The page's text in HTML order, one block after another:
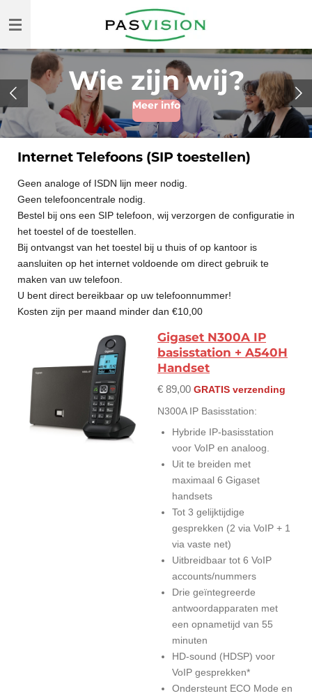
direct
hoofdinhoud Wie zijn wij?
Meer info
Internet Telefoons (SIP toestellen)
Geen analoge of ISDN lijn meer nodig.
Geen telefooncentrale nodig.
Bestel bij ons een SIP telefoon, wij verzorgen de configuratie in
het toestel of de toestellen.
Bij ontvangst van het toestel bij u thuis of op kantoor is
aansluiten op het internet voldoende om direct gebruik te
maken van uw telefoon.
U bent direct bereikbaar op uw telefoonnummer!
Kosten zijn per maand minder dan €10,00
Gigaset N300A IP
basisstation + A540H
Handset
€ 89,00 GRATIS verzending
N300A IP Basisstation:
Hybride IP-basisstation
voor VoIP en analoog.
Uit te breiden met
maximaal 6 Gigaset
handsets
Tot 3 gelijktijdige
gesprekken (2 via VoIP + 1
via vaste net)
Uitbreidbaar tot 6 VoIP
accounts/nummers
Drie geïntegreerde
antwoordapparaten met
een opnametijd van 55
minuten
HD-sound (HDSP) voor
VoIP gesprekken*
Ondersteunt ECO Mode en